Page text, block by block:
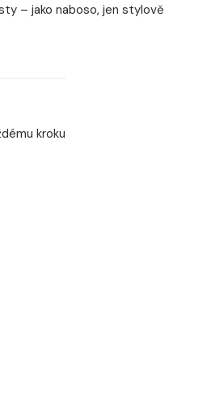
– jako naboso, jen stylově
kroku